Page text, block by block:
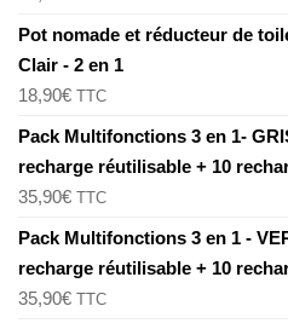
Pot nomade et réducteur de
Clair - 2 en 1
18,90€ TTC
Pack Multifonctions 3 en 1-
recharge réutilisable + 10
35,90€ TTC
Pack Multifonctions 3 en 1 -
recharge réutilisable + 10
35,90€ TTC